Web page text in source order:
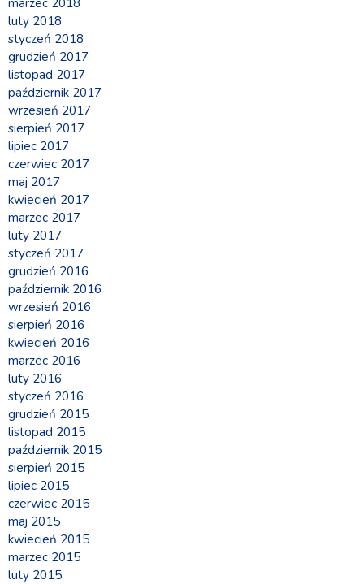
luty 2018
styczeń 2018
grudzień 2017
listopad 2017
październik 2017
wrzesień 2017
sierpień 2017
lipiec 2017
czerwiec 2017
maj 2017
kwiecień 2017
marzec 2017
luty 2017
styczeń 2017
grudzień 2016
październik 2016
wrzesień 2016
sierpień 2016
kwiecień 2016
marzec 2016
luty 2016
styczeń 2016
grudzień 2015
listopad 2015
październik 2015
sierpień 2015
lipiec 2015
czerwiec 2015
maj 2015
kwiecień 2015
marzec 2015
luty 2015